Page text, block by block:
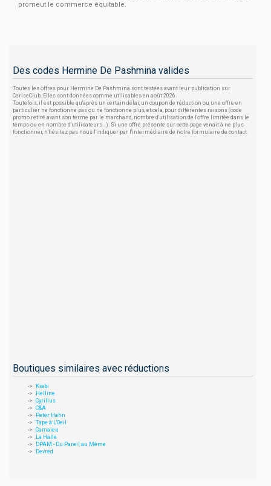
promeut le commerce équitable.
Des codes Hermine De Pashmina valides
Toutes les offres pour Hermine De Pashmina sont testées avant leur publication sur
CeriseClub. Elles sont données comme utilisables en août 2026.
Toutefois, il est possible qu'après un certain délai, un coupon de réduction ou une offre en
particulier ne fonctionne pas ou ne fonctionne plus, et cela, pour différentes raisons (code
promo retiré avant son terme par le marchand, nombre d'utilisation de l'offre limitée dans le
temps ou en nombre d'utilisateurs...). Si une offre présente sur cette page venait à ne plus
fonctionner, n'hésitez pas nous l'indiquer par l'intermédiaire de notre formulaire de contact.
Boutiques similaires avec réductions
Kiabi
Helline
Cyrillus
C&A
Peter Hahn
Tape à L'Oeil
Camaieu
La Halle
DPAM - Du Pareil au Même
Devred